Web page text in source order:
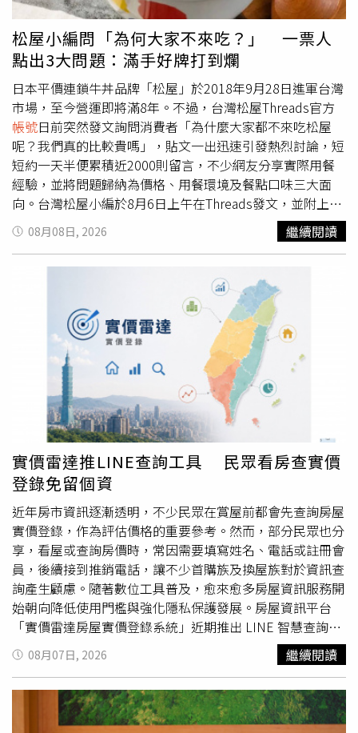
松屋小編問「為何大家不來吃？」 一票人
點出3大問題：滿手好牌打到爛
日本平價連鎖牛丼品牌「松屋」於2018年9月28日進軍台灣
市場，至今營運即將滿8年。不過，台灣松屋Threads官方
帳號日前突然發文詢問消費者「為什麼大家都不來吃松屋
呢？我們真的比較貴嗎」，貼文一出迅速引發熱烈討論，短
短約一天半便累積近2000則留言，不少網友分享實際用餐
經驗，並將問題歸納為價格、用餐環境及餐點口味三大面
向。台灣松屋小編於8月6日上午在Threads發文，並附上一
個哭哭表情，希望了解消費者對品牌的看法。該篇貼文吸引
大量網友回應，瀏覽次數突破72萬次，近2000則留言，成
為網路熱門話題。不少留言聚焦於餐點口味與台、日兩地門
市的差異。有網友表示，「因為你們台灣的店很穩定的搞砸
了啊！日本的情況：松屋漢堡排>>>松屋其他>すき家
（SUKIYA），台灣的情況：すき家>>>松屋漢堡排>松屋其
他，吉野家的情況：七味粉好棒。然後不管展店數、價格、
店內環境、出餐速度都被すき家海放，我才想知道有什麼要
去吃松屋的理由咧」、「你們松屋台灣海外擴展主管不是權
限被限制就是經費不給，明明一開始一手好牌被打到爛」。
除了餐點之外，用餐環境、品質也是不少消費者反映的重
點，「我公司在西門，你們西門店很臭，都是遊民的油垢
味，吃一次就拒絕往來了，希望能改善。AND台灣松屋跟日
本差太多了，我去日本可以每天吃」、「我覺得你們牛丼給
的牛肉量真的太偷了，牛肉本來就已經薄得跟紙一樣了量還
只給那一點點，搞得我吃你們家的牛丼牛肉要省著配飯好像
我是什麼窮鬼」、「松屋剛來台灣時我很喜歡點牛燒肉，但
後來常常遇到，店家都是預先把牛燒肉做一批放著，然後客
人點餐後就水加熱一下上桌，這樣真的超難吃」。
08月08日, 2026 繼續閱讀
實價雷達推LINE查詢工具 民眾看房查實價
登錄免留個資
近年房市資訊逐漸透明，不少民眾在賞屋前都會先查詢房屋
實價登錄，作為評估價格的重要參考。然而，部分民眾也分
享，看屋或查詢房價時，常因需要填寫姓名、電話或註冊會
員，後續接到推銷電話，讓不少首購族及換屋族對於資訊查
詢產生顧慮。隨著數位工具普及，愈來愈多房屋資訊服務開
始朝向降低使用門檻與強化隱私保護發展。房屋資訊平台
「實價雷達房屋實價登錄系統」近期推出 LINE 智慧查詢服
務，使用者加入官方 LINE 後，無須另外下載 App，也不需
註冊會員或填寫手機號碼，即可透過定位或輸入地址查詢周
邊房屋實價登錄資訊，希望讓民眾在看屋過程中，能以較低
負擔的方式取得公開資訊。根據平台說明，民眾外出看屋
時，只要透過 LINE 官方帳號傳送目前位置或輸入地址，系
08月07日, 2026 繼續閱讀